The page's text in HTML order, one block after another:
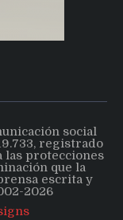
social
registrado
las protecciones
que la
escrita y
2026